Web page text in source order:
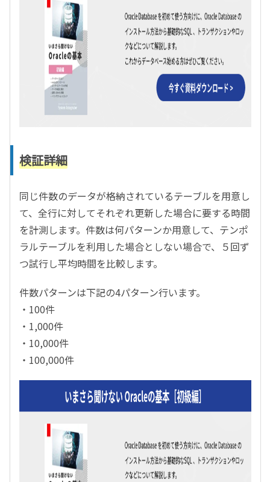
検証詳細
同じ件数のデータが格納されているテーブルを用意し
て、全行に対してそれぞれ更新した場合に要する時間
を計測します。件数は何パターンか用意して、テンポ
ラルテーブルを利用した場合としない場合で、５回ず
つ試行し平均時間を比較します。
件数パターンは下記の4パターン行います。
・100件
・1,000件
・10,000件
・100,000件